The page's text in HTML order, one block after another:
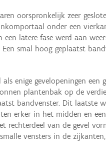
oorspronkelijk zeer
onder een
latere fase werd aan
smal hoog geplaatst
enige gevelopeningen een
plantenbak op de
bandvenster. Dit laatste
erker in het midden en
rechterdeel van de gevel
vensters in de